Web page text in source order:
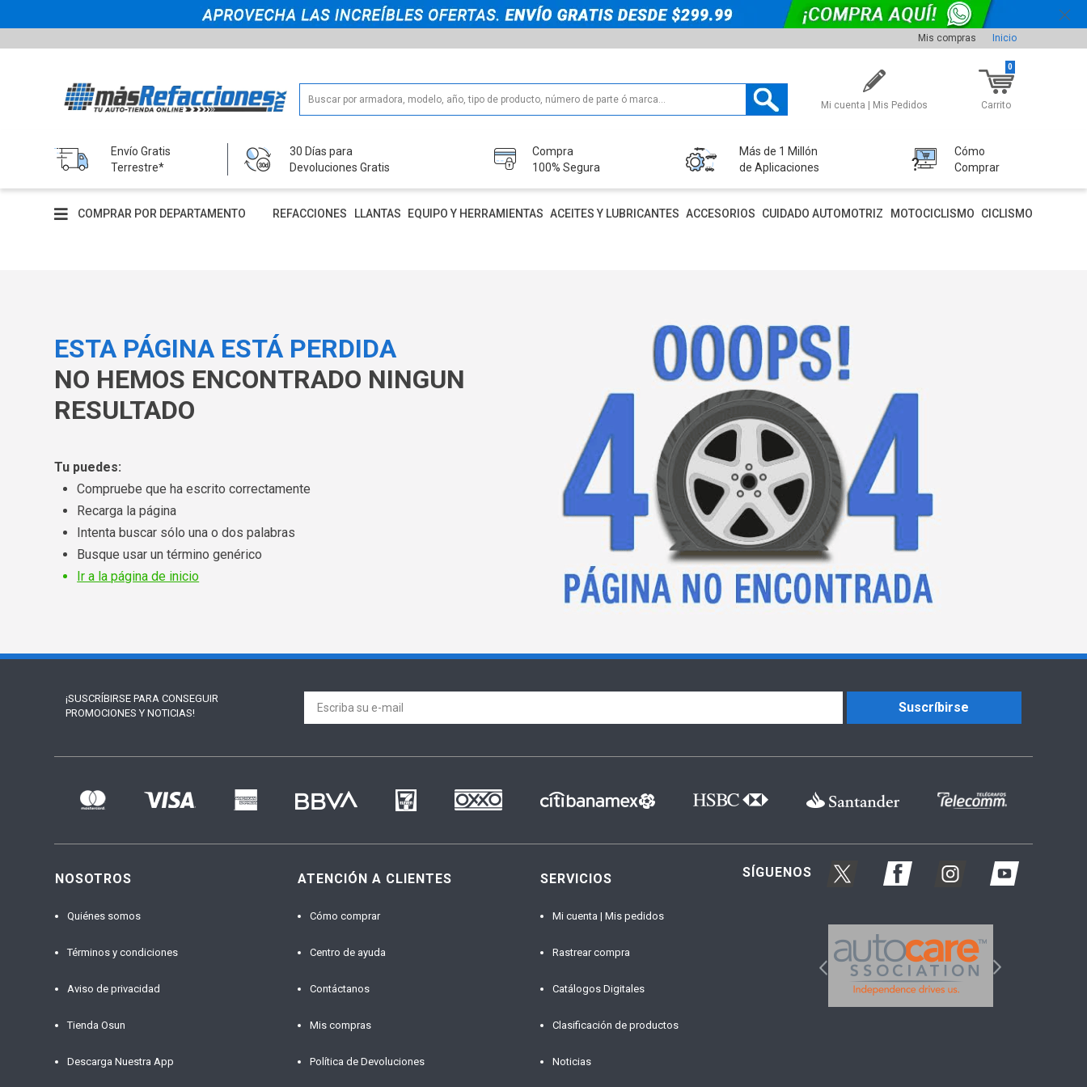
Mis compras Inicio
Mi cuenta | Mis Pedidos Carrito
0
Envío Gratis
Terrestre*
30 Días para
Devoluciones Gratis
Compra
100% Segura
Más de 1 Millón
de Aplicaciones
Cómo
Comprar
COMPRAR POR DEPARTAMENTO REFACCIONES LLANTAS EQUIPO Y HERRAMIENTAS ACEITES Y LUBRICANTES ACCESORIOS CUIDADO AUTOMOTRIZ MOTOCICLISMO CICLISMO
ESTA PÁGINA ESTÁ PERDIDA
NO HEMOS ENCONTRADO NINGUN
RESULTADO
Tu puedes:
Compruebe que ha escrito correctamente
Recarga la página
Intenta buscar sólo una o dos palabras
Busque usar un término genérico
Ir a la página de inicio
¡SUSCRÍBIRSE PARA CONSEGUIR
PROMOCIONES Y NOTICIAS!
Suscríbirse
NOSOTROS
Quiénes somos
Términos y condiciones
Aviso de privacidad
Tienda Osun
Descarga Nuestra App
ATENCIÓN A CLIENTES
Cómo comprar
Centro de ayuda
Contáctanos
Mis compras
Política de Devoluciones
SERVICIOS
Mi cuenta | Mis pedidos
Rastrear compra
Catálogos Digitales
Clasificación de productos
Noticias
SÍGUENOS